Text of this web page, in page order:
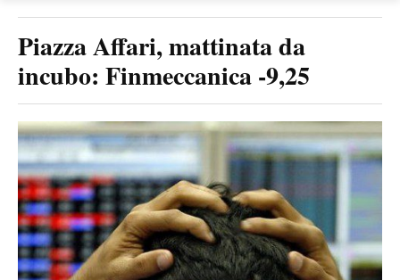
Piazza Affari, mattinata da
incubo: Finmeccanica -9,25